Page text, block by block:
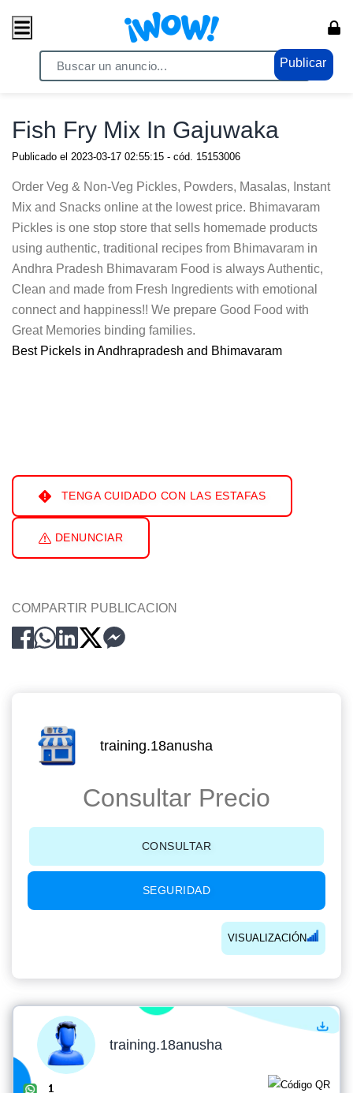
Publicar
/ Comercio / Anuncios
Fish Fry Mix In Gajuwaka
Publicado el 2023-03-17 02:55:15 - cód. 15153006
Order Veg & Non-Veg Pickles, Powders, Masalas, Instant
Mix and Snacks online at the lowest price. Bhimavaram
Pickles is one stop store that sells homemade products
using authentic, traditional recipes from Bhimavaram in
Andhra Pradesh Bhimavaram Food is always Authentic,
Clean and made from Fresh Ingredients with emotional
connect and happiness!! We prepare Good Food with
Great Memories binding families.
Best Pickels in Andhrapradesh and Bhimavaram
TENGA CUIDADO CON LAS ESTAFAS
DENUNCIAR
COMPARTIR PUBLICACION
training.18anusha
Consultar Precio
CONSULTAR
SEGURIDAD
VISUALIZACIÓN
training.18anusha